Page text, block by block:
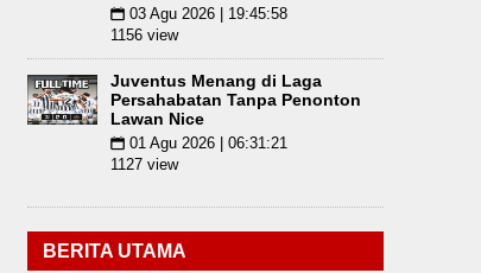
📅 03 Agu 2026 | 19:45:58
1156 view
Juventus Menang di Laga
Persahabatan Tanpa Penonton
Lawan Nice
📅 01 Agu 2026 | 06:31:21
1127 view
BERITA UTAMA